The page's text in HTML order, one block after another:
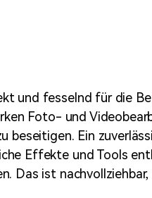
Download
und fesselnd für die
Foto- und
beseitigen. Ein
Effekte und Tools
Das ist nachvollziehbar,